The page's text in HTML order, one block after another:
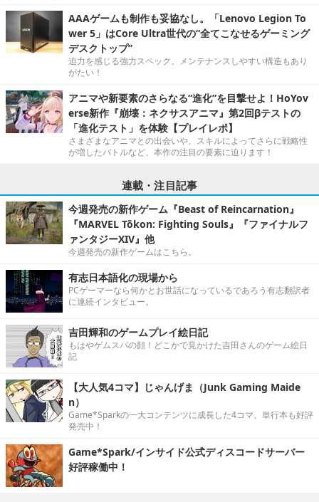
AAAゲームも制作も妥協なし。「Lenovo Legion To
wer 5」はCore Ultra世代の“全てこなせるゲーミング
デスクトップ”
迫力を感じる強力スペック。メンテナンスしやすい構造もあり
がたい！
アニマや新要素のさらなる“進化”を目撃せよ！HoYov
erse新作『崩壊：ネクサスアニマ』第2回βテストの
「進化テスト」を体験【プレイレポ】
さまざまなアニマとの出会いや、スキルによってさらに戦略性
が増したバトルなど、本作の注目の要素に迫ります！
連載・注目記事
今週発売の新作ゲーム『Beast of Reincarnation』
『MARVEL Tōkon: Fighting Souls』『ファイナルフ
ァンタジーXIV』他
今週発売の新作ゲームはこちら。
有志日本語化の現場から
PCゲーマーなら何かとお世話になっているであろう有志翻訳者
に連続インタビュー。
吉田輝和のゲームプレイ絵日記
もはやゲムスパの顔！どこかで見かけた吉田さんのゲーム絵日
記
【大人気4コマ】じゃんげま（Junk Gaming Maide
n）
Game*Sparkの一大コンテンツに成長した4コマ。単行本も好評
発売中！
Game*Spark/インサイド公式ディスコードサーバー
好評稼働中！